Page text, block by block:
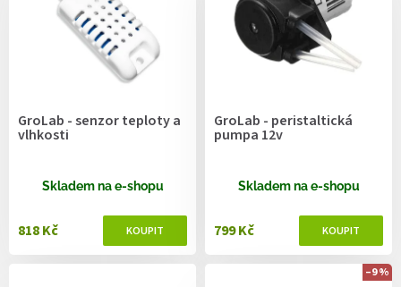
GroLab - senzor teploty a
vlhkosti
Skladem na e-shopu
818 Kč
GroLab - peristaltická
pumpa 12v
Skladem na e-shopu
799 Kč
–9 %